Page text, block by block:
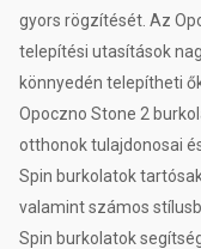
gyors rögzítését. Az
telepítési utasítások
könnyedén telepítheti
Opoczno Stone 2
otthonok tulajdonosai
Spin burkolatok
valamint számos
Spin burkolatok